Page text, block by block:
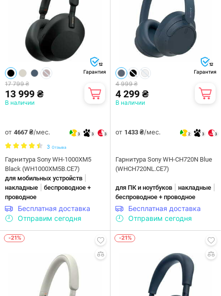
12
Гарантия
17 799 ₴
13 999 ₴
В наличии
от 4667 ₴/мес. 3 3 3
3 Отзыва
Гарнитура Sony WH-1000XM5
Black (WH1000XM5B.CE7)
для мобильных устройств
накладные
беспроводное +
проводное
Бесплатная доставка
Отправим сегодня
12
Гарантия
4 999 ₴
4 299 ₴
В наличии
от 1433 ₴/мес. 2 3 3
Гарнитура Sony WH-CH720N Blue
(WHCH720NL.CE7)
для ПК и ноутбуков накладные
беспроводное + проводное
Бесплатная доставка
Отправим сегодня
-21% -21%